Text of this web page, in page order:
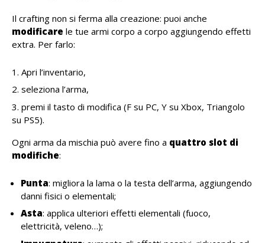
Il crafting non si ferma alla creazione: puoi anche
modificare le tue armi corpo a corpo aggiungendo effetti
extra. Per farlo:
Apri l’inventario,
seleziona l’arma,
premi il tasto di modifica (F su PC, Y su Xbox, Triangolo
su PS5).
Ogni arma da mischia può avere fino a quattro slot di
modifiche:
Punta: migliora la lama o la testa dell’arma, aggiungendo
danni fisici o elementali;
Asta: applica ulteriori effetti elementali (fuoco,
elettricità, veleno…);